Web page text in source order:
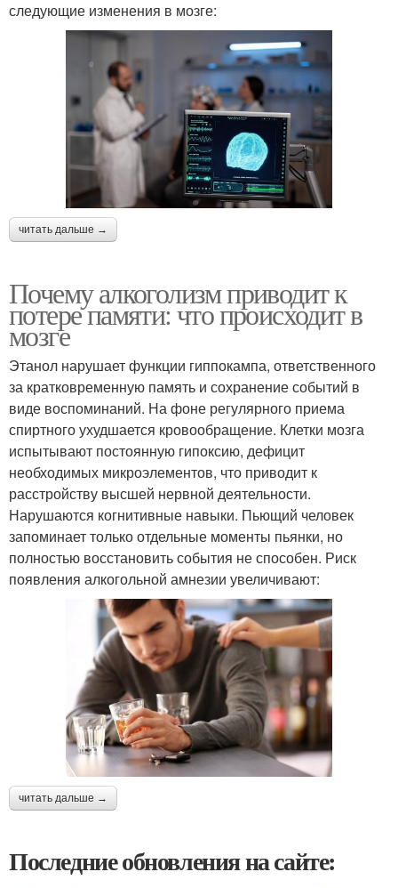
следующие изменения в мозге:
читать дальше →
Почему алкоголизм приводит к
потере памяти: что происходит в
мозге
Этанол нарушает функции гиппокампа, ответственного
за кратковременную память и сохранение событий в
виде воспоминаний. На фоне регулярного приема
спиртного ухудшается кровообращение. Клетки мозга
испытывают постоянную гипоксию, дефицит
необходимых микроэлементов, что приводит к
расстройству высшей нервной деятельности.
Нарушаются когнитивные навыки. Пьющий человек
запоминает только отдельные моменты пьянки, но
полностью восстановить события не способен. Риск
появления алкогольной амнезии увеличивают:
читать дальше →
Последние обновления на сайте: